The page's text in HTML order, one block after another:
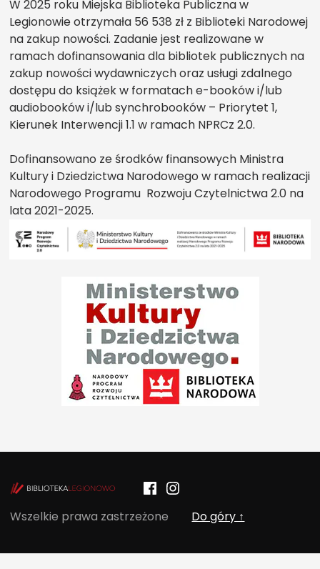
W 2025 roku Miejska Biblioteka Publiczna w
Legionowie otrzymała 56 538 zł z Biblioteki Narodowej
na zakup nowości. Zadanie jest realizowane w
ramach dofinansowania dla bibliotek publicznych na
zakup nowości wydawniczych oraz usługi zdalnego
dostępu do książek w formatach e-booków i/lub
audiobooków i/lub synchrobooków – Priorytet 1,
Kierunek Interwencji 1.1 w ramach NPRCz 2.0.
Dofinansowano ze środków finansowych Ministra
Kultury i Dziedzictwa Narodowego w ramach realizacji
Narodowego Programu Rozwoju Czytelnictwa 2.0 na
lata 2021-2025.
POCZYTALNIA – NOWE MIEJSCE NA
FacebookInstagram
Wszelkie prawa zastrzeżone Do góry ↑